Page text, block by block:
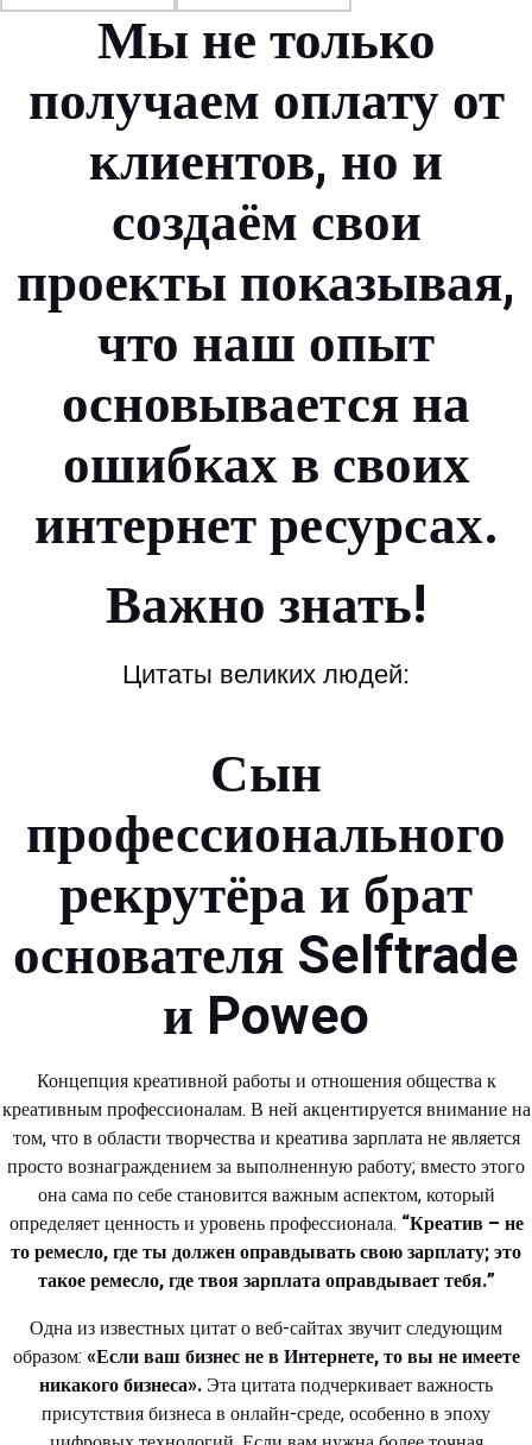
Мы не только
получаем оплату от
клиентов, но и
создаём свои
проекты показывая,
что наш опыт
основывается на
ошибках в своих
интернет ресурсах.
Важно знать!
Цитаты великих людей:
Сын
профессионального
рекрутёра и брат
основателя Selftrade
и Poweo
Концепция креативной работы и отношения общества к
креативным профессионалам. В ней акцентируется внимание на
том, что в области творчества и креатива зарплата не является
просто вознаграждением за выполненную работу; вместо этого
она сама по себе становится важным аспектом, который
определяет ценность и уровень профессионала. “Креатив – не
то ремесло, где ты должен оправдывать свою зарплату; это
такое ремесло, где твоя зарплата оправдывает тебя.”
Одна из известных цитат о веб-сайтах звучит следующим
образом: «Если ваш бизнес не в Интернете, то вы не имеете
никакого бизнеса». Эта цитата подчеркивает важность
присутствия бизнеса в онлайн-среде, особенно в эпоху